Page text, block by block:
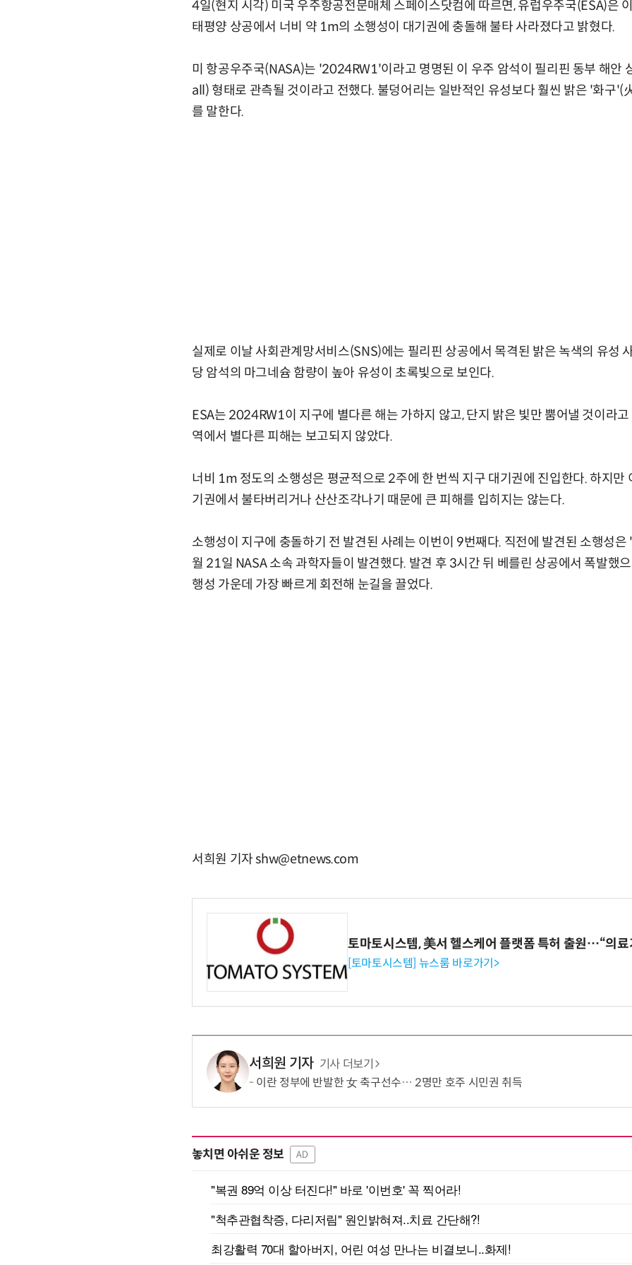
4일(현지 시각) 미국 우주항공전문매체 스페이스닷컴에 따르면, 유럽우주국(ESA)은
태평양 상공에서 너비 약 1m의 소행성이 대기권에 충돌해 불타 사라졌다고 밝혔다.
미 항공우주국(NASA)는 '2024RW1'이라고 명명된 이 우주 암석이 필리핀 동부 해안
all) 형태로 관측될 것이라고 전했다. 불덩어리는 일반적인 유성보다 훨씬 밝은 '화구'(
를 말한다.
실제로 이날 사회관계망서비스(SNS)에는 필리핀 상공에서 목격된 밝은 녹색의 유성
당 암석의 마그네슘 함량이 높아 유성이 초록빛으로 보인다.
ESA는 2024RW1이 지구에 별다른 해는 가하지 않고, 단지 밝은 빛만 뿜어낼 것이라고
역에서 별다른 피해는 보고되지 않았다.
너비 1m 정도의 소행성은 평균적으로 2주에 한 번씩 지구 대기권에 진입한다. 하지만
기권에서 불타버리거나 산산조각나기 때문에 큰 피해를 입히지는 않는다.
소행성이 지구에 충돌하기 전 발견된 사례는 이번이 9번째다. 직전에 발견된 소행성
월 21일 NASA 소속 과학자들이 발견했다. 발견 후 3시간 뒤 베를린 상공에서 폭발했
행성 가운데 가장 빠르게 회전해 눈길을 끌었다.
서희원 기자 shw@etnews.com
토마토시스템, 美서 헬스케어 플랫폼 특허 출원…“의
[토마토시스템] 뉴스룸 바로가기>
서희원 기자 기사 더보기
이란 정부에 반발한 女 축구선수… 2명만 호주 시민권 취득
놓치면 아쉬운 정보 AD